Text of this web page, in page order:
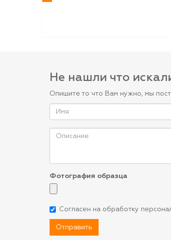
Не нашли что
Опишите то что Вам нужно, мы
Фотография образца
Согласен на обработку
Отправить